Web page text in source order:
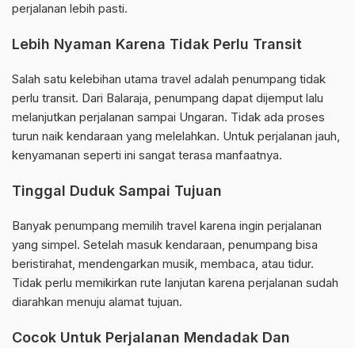
perjalanan lebih pasti.
Lebih Nyaman Karena Tidak Perlu Transit
Salah satu kelebihan utama travel adalah penumpang tidak
perlu transit. Dari Balaraja, penumpang dapat dijemput lalu
melanjutkan perjalanan sampai Ungaran. Tidak ada proses
turun naik kendaraan yang melelahkan. Untuk perjalanan jauh,
kenyamanan seperti ini sangat terasa manfaatnya.
Tinggal Duduk Sampai Tujuan
Banyak penumpang memilih travel karena ingin perjalanan
yang simpel. Setelah masuk kendaraan, penumpang bisa
beristirahat, mendengarkan musik, membaca, atau tidur.
Tidak perlu memikirkan rute lanjutan karena perjalanan sudah
diarahkan menuju alamat tujuan.
Cocok Untuk Perjalanan Mendadak Dan